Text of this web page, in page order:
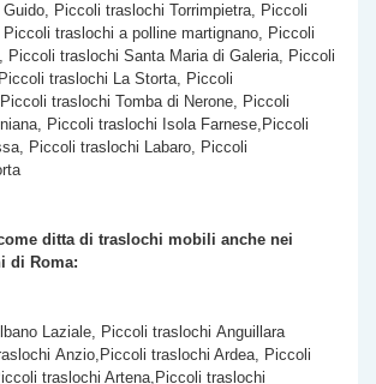
Piccoli traslochi Torrimpietra, Piccoli
traslochi a polline martignano, Piccoli
Piccoli traslochi Santa Maria di Galeria, Piccoli
traslochi La Storta, Piccoli
traslochi Tomba di Nerone, Piccoli
Piccoli traslochi Isola Farnese,Piccoli
Piccoli traslochi Labaro, Piccoli
ditta di traslochi mobili anche nei
di Roma:
Laziale, Piccoli traslochi Anguillara
Anzio,Piccoli traslochi Ardea, Piccoli
traslochi Artena,Piccoli traslochi